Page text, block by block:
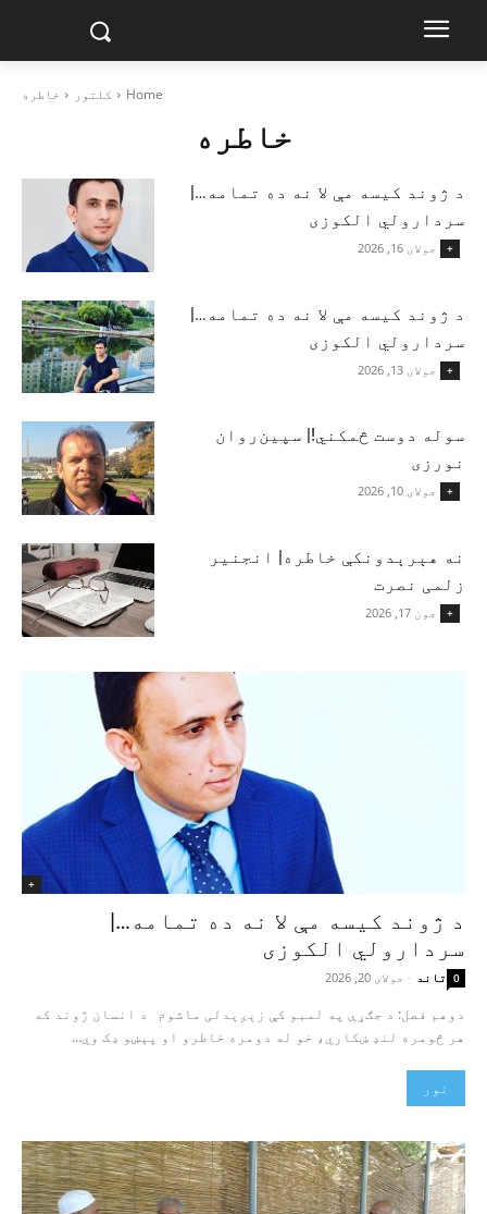
Home کلتور خاطره
خاطره
د ژوند کیسه مې لا نه ده تمامه…|
سردارولي الکوزی
+ جولای 16, 2026
د ژوند کیسه مې لا نه ده تمامه…|
سردارولي الکوزی
+ جولای 13, 2026
سوله دوست څمکني!| سپين‌روان
نورزی
+ جولای 10, 2026
نه هېرېدونکې خاطره| انجنیر
زلمی نصرت
+ جون 17, 2026
+
د ژوند کیسه مې لا نه ده تمامه…|
سردارولي الکوزی
تاند - جولای 20, 2026 0
دوهم فصل: د جګړې په لمبو کې زېږېدلی ماشوم د انسان ژوند که
هر څومره لنډ ښکاري، خو له دومره خاطرو او پېښو ډک وي...
نور